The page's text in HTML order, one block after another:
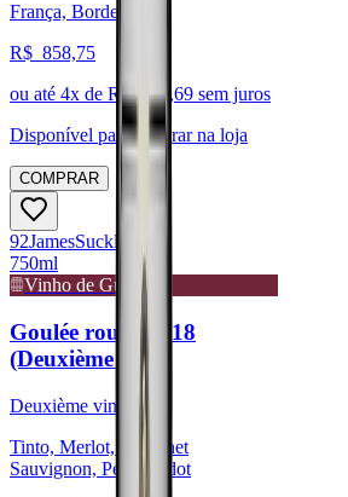
França, Bordeaux
R$ 858,75
ou até 4x de R$ 214,69 sem juros
Disponível para:
Retirar na loja
COMPRAR
92JamesSuckling
750ml
Vinho de Guarda
Goulée rouge 2018
(Deuxième vin)
Deuxième vin
Tinto, Merlot, Cabernet
Sauvignon, Petit Verdot